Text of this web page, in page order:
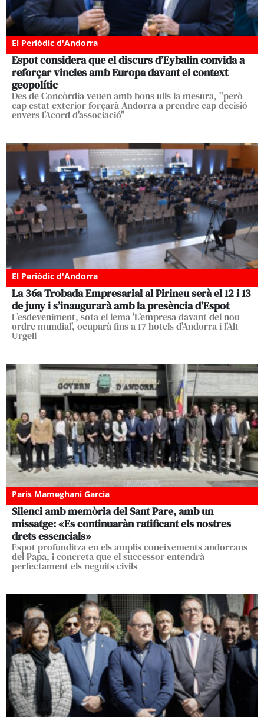
El Periòdic d'Andorra
Espot considera que el discurs d’Eybalin convida a
reforçar vincles amb Europa davant el context
geopolític
Des de Concòrdia veuen amb bons ulls la mesura, "però
cap estat exterior forçarà Andorra a prendre cap decisió
envers l'Acord d'associació"
El Periòdic d'Andorra
La 36a Trobada Empresarial al Pirineu serà el 12 i 13
de juny i s’inaugurarà amb la presència d’Espot
L’esdeveniment, sota el lema 'L’empresa davant del nou
ordre mundial', ocuparà fins a 17 hotels d'Andorra i l’Alt
Urgell
Paris Mameghani Garcia
Silenci amb memòria del Sant Pare, amb un
missatge: «Es continuaràn ratificant els nostres
drets essencials»
Espot profunditza en els amplis coneixements andorrans
del Papa, i concreta que el successor entendrà
perfectament els neguits civils